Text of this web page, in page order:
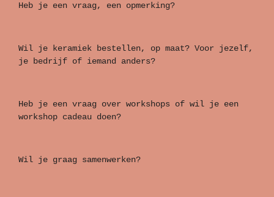
Heb je een vraag, een opmerking?
Wil je keramiek bestellen, op maat? Voor jezelf,
je bedrijf of iemand anders?
Heb je een vraag over workshops of wil je een
workshop cadeau doen?
Wil je graag samenwerken?